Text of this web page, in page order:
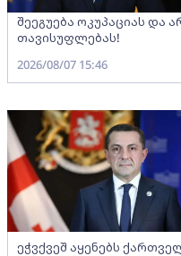
შეეგუება ოკუპაციას და
თავისუფლებას!
2026/08/07 15:46
ეჭვქვეშ აყენებს